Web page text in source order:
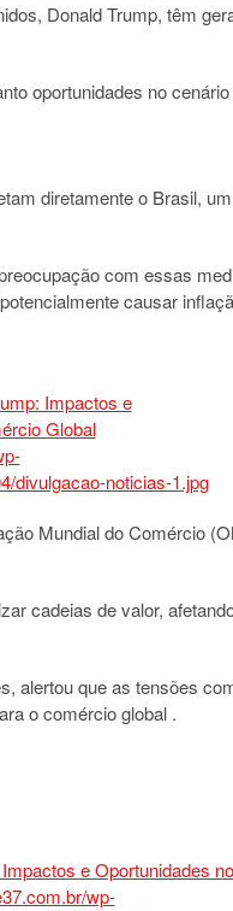
Donald Trump, têm
oportunidades no
diretamente o Brasil,
com essas
causar
Mundial do Comércio
cadeias de valor,
alertou que as tensões
o comércio global .​